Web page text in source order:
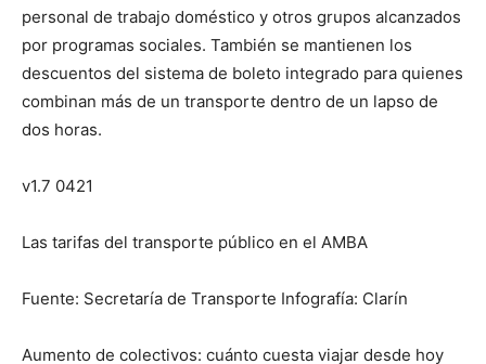
personal de trabajo doméstico y otros grupos alcanzados
por programas sociales. También se mantienen los
descuentos del sistema de boleto integrado para quienes
combinan más de un transporte dentro de un lapso de
dos horas.
v1.7 0421
Las tarifas del transporte público en el AMBA
Fuente: Secretaría de Transporte Infografía: Clarín
Aumento de colectivos: cuánto cuesta viajar desde hoy